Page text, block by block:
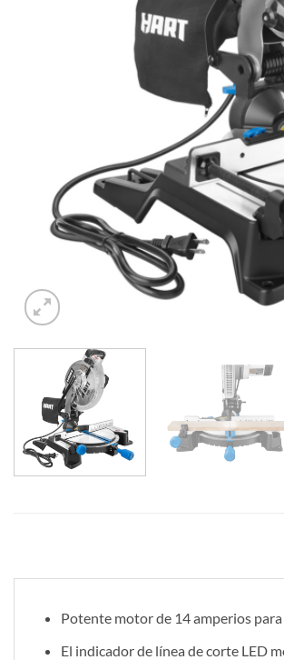
Potente motor de 14 amperios
El indicador de línea de corte LED